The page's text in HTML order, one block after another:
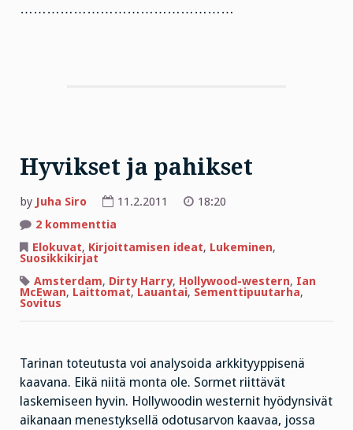
…………………………………………
Hyvikset ja pahikset
by Juha Siro 11.2.2011
18:20
2 kommenttia
ja
Elokuvat, Kirjoittamisen ideat, Lukeminen,
Suosikkikirjat
Amsterdam, Dirty Harry, Hollywood-western, Ian
McEwan, Laittomat, Lauantai, Sementtipuutarha,
Sovitus
Tarinan toteutusta voi analysoida arkkityyppisenä
kaavana. Eikä niitä monta ole. Sormet riittävät
laskemiseen hyvin. Hollywoodin westernit hyödynsivät
aikanaan menestyksellä odotusarvon kaavaa, jossa